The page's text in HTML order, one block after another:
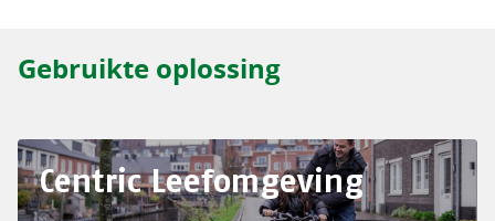
Gebruikte oplossing
Centric Leefomgeving